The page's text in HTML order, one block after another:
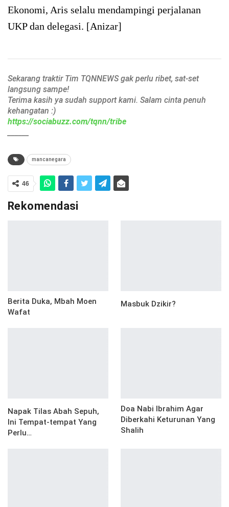
Ekonomi, Aris selalu mendampingi perjalanan
UKP dan delegasi. [Anizar]
Sekarang traktir Tim TQNNEWS gak perlu ribet, sat-set
langsung sampe!
Terima kasih ya sudah support kami. Salam cinta penuh
kehangatan :)
https://sociabuzz.com/tqnn/tribe
mancanegara
46
Rekomendasi
Berita Duka, Mbah Moen
Wafat
Masbuk Dzikir?
Napak Tilas Abah Sepuh,
Ini Tempat-tempat Yang
Perlu…
Doa Nabi Ibrahim Agar
Diberkahi Keturunan Yang
Shalih